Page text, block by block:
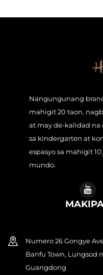
Nangungunang
mahigit 20 taon,
at may de-kalidad na
sa kindergarten at
espasyo sa mahigit
mundo.
Numero 26 Gongye
Banfu Town, Lungsod
Guangdong